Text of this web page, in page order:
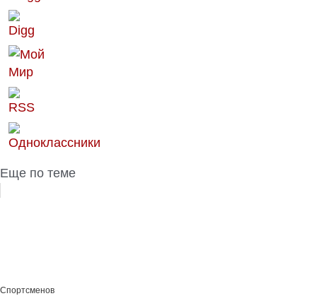
Еще по теме
Спортсменов